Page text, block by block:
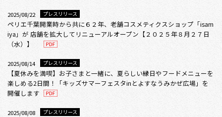
2025/08/22 プレスリリース
ペリエ千葉開業時から共に６２年、老舗コスメティクスショップ「isam
iya」が 店舗を拡大してリニューアルオープン【２０２５年８月２７日
（水）】
2025/08/14 プレスリリース
【夏休みを満喫】お子さまと一緒に、夏らしい縁日やフードメニューを
楽しめる2日間！「キッズサマーフェスタinとよすなうみかぜ広場」を
開催します
2025/08/08 プレスリリース